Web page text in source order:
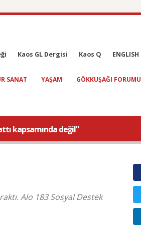
Kaos GL Dergisi Kaos Q ENGLISH
SANAT YAŞAM GÖKKUŞAĞI FORUMU
kapsamında değil”
Alo 183 Sosyal Destek